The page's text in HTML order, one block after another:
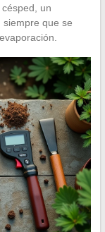
un
que se